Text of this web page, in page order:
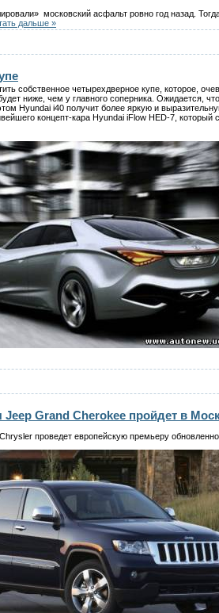
московский асфальт ровно год назад.
дальше »
собственное четырехдверное купе, которое,
ниже, чем у главного соперника. Ожидается,
Hyundai i40 получит более яркую и
концепт-кара Hyundai iFlow HED-7,
Grand Cherokee пройдет в
проведет европейскую премьеру